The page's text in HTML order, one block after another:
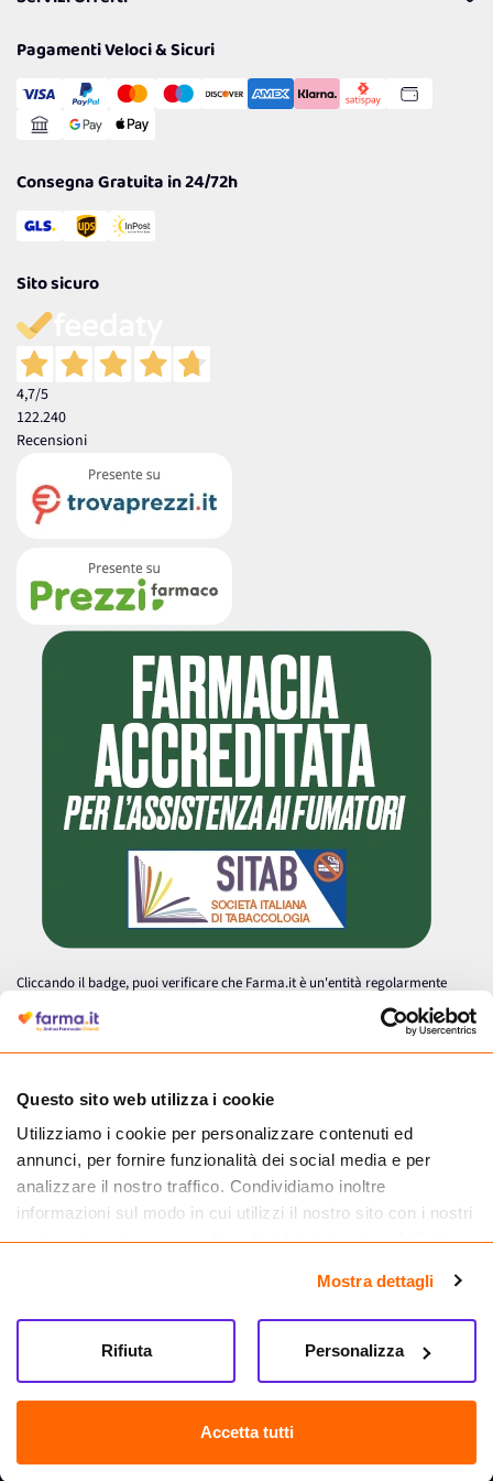
Questo sito web utilizza i cookie
Utilizziamo i cookie per personalizzare contenuti ed
annunci, per fornire funzionalità dei social media e per
analizzare il nostro traffico. Condividiamo inoltre
informazioni sul modo in cui utilizzi il nostro sito con i nostri
partner che si occupano di analisi dei dati web, pubblicità e
informazioni che hai fornito loro o che hanno raccolto dal
tuo utilizzo dei loro servizi.
Mostra dettagli
Accetta tutti
Personalizza
Rifiuta
Cookie Policy
Gestisci Cookie
Reso Facile e Veloce
Pagamenti Veloci & Sicuri
Consegna Gratuita in 24/72h
Sito sicuro
4,7/5
122.240
Recensioni
Cliccando il badge, puoi verificare che Farma.it è un'entità regolarmente
autorizzata dal Ministero della Salute a effettuare la vendita online di
medicinali.
Farma.it S.a.s. P. IVA 07417261216 REA: NA-884088
CREDITS
Sede legale Via delle Repubbliche Marinare 128, 80147 Napoli